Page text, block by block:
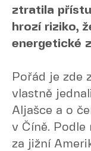
ztratila
hrozí riziko,
energetické
Pořád je zde
vlastně
Aljašce a o
v Číně. Podle
za jižní